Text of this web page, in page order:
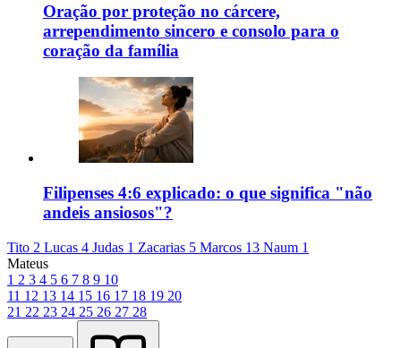
Oração por proteção no cárcere,
arrependimento sincero e consolo para o
coração da família
Filipenses 4:6 explicado: o que significa "não
andeis ansiosos"?
Tito 2 Lucas 4 Judas 1 Zacarias 5 Marcos 13 Naum 1
Mateus
1 2 3 4 5 6 7 8 9 10
11 12 13 14 15 16 17 18 19 20
21 22 23 24 25 26 27 28